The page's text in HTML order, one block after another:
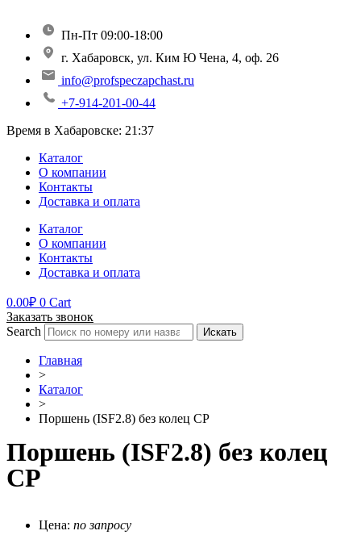
Пн-Пт 09:00-18:00
г. Хабаровск, ул. Ким Ю Чена, 4, оф. 26
info@profspeczapchast.ru
+7-914-201-00-44
Время в Хабаровске: 21:37
Каталог
О компании
Контакты
Доставка и оплата
Каталог
О компании
Контакты
Доставка и оплата
0.00₽ 0 Cart
Заказать звонок
Search
Искать
Главная
>
Каталог
>
Поршень (ISF2.8) без колец CP
Поршень (ISF2.8) без колец
CP
Цена: по запросу